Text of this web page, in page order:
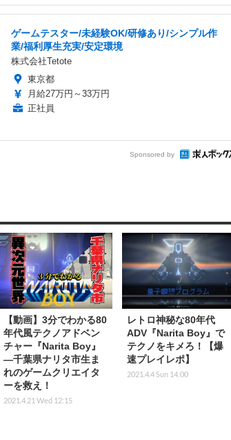
ゲームテスター/未経験OK/研修あり/シンプル作
業/福利厚生充実/安定環境
株式会社Tetote
東京都
月給27万円～33万円
正社員
Sponsored by
【動画】3分でわかる80
年代風テクノアドベン
チャー『Narita Boy』
―千葉県ナリタ市生ま
れのゲームクリエイタ
ーを救え！
2021.4.21 Wed 12:15
レトロ神秘な80年代
ADV『Narita Boy』で
テクノをキメろ！【爆
速プレイレポ】
2021.4.4 Sun 14:00